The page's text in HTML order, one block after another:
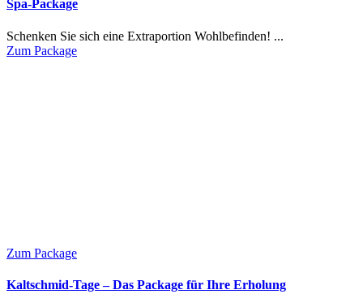
Spa-Package
Schenken Sie sich eine Extraportion Wohlbefinden! ...
Zum Package
Zum Package
Kaltschmid-Tage – Das Package für Ihre Erholung